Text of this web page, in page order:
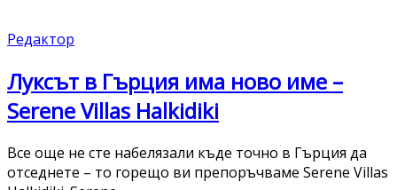
Редактор
Луксът в Гърция има ново име –
Serene Villas Halkidiki
Все още не сте набелязали къде точно в Гърция да
отседнете – то горещо ви препоръчваме Serene Villas